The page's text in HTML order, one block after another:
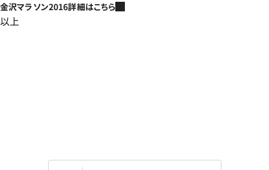
金沢マラソン2016詳細はこちら
以上